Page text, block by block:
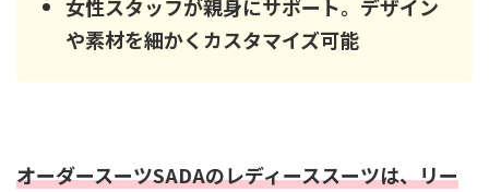
女性スタッフが親身にサポート。デザイン
や素材を細かくカスタマイズ可能
オーダースーツSADAのレディーススーツは、リー